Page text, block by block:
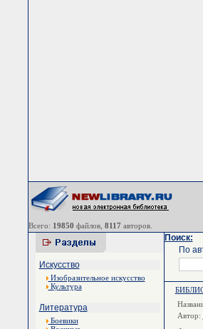
Всего: 19850 файлов, 8117 авторов.
Искусство
Изобразительное искусство
Культура
Литература
Боевики
Поиск:
По
Автор: